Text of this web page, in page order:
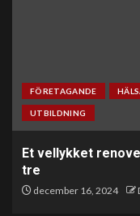
FÖRETAGANDE
UTBILDNING
Et vellykket
tre
december 16, 2024